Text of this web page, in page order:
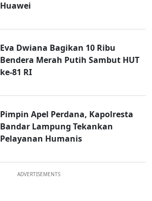
Huawei
Eva Dwiana Bagikan 10 Ribu
Bendera Merah Putih Sambut HUT
ke-81 RI
Pimpin Apel Perdana, Kapolresta
Bandar Lampung Tekankan
Pelayanan Humanis
ADVERTISEMENTS